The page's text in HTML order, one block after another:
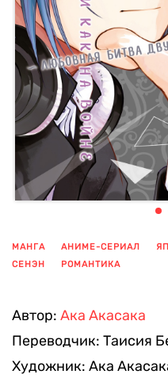
МАНГА АНИМЕ-СЕРИАЛ
СЕНЭН
РОМАНТИКА
Автор: Ака Акасака
Переводчик: Таисия
Художник: Ака